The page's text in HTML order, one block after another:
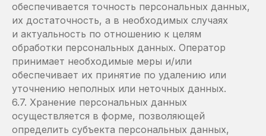
обеспечивается точность персональных данных,
их достаточность, а в необходимых случаях
и актуальность по отношению к целям
обработки персональных данных. Оператор
принимает необходимые меры и/или
обеспечивает их принятие по удалению или
уточнению неполных или неточных данных.
6.7. Хранение персональных данных
осуществляется в форме, позволяющей
определить субъекта персональных данных,